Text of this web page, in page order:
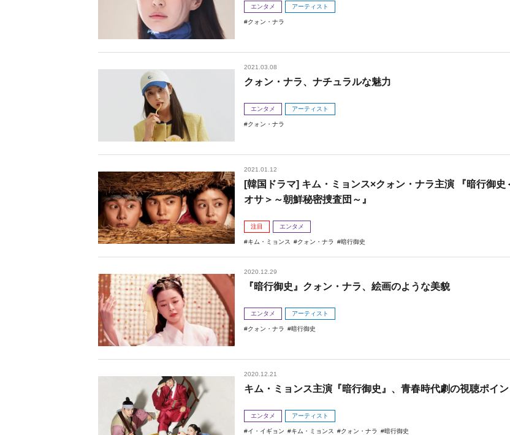
エンタメ アーティスト
クォン・ナラ
2021.03.08
クォン・ナラ、ナチュラルな魅力
エンタメ アーティスト
クォン・ナラ
2021.01.12
[韓国ドラマ] キム・ミョンス×クォン・ナラ主演 『暗行御史
オサ＞～朝鮮秘密捜査団～』
注目 エンタメ
キム・ミョンス クォン・ナラ 暗行御史
2020.12.29
『暗行御史』クォン・ナラ、絵画のような美貌
エンタメ アーティスト
クォン・ナラ 暗行御史
2020.12.21
キム・ミョンス主演『暗行御史』、青春時代劇の視聴ポイン
エンタメ アーティスト
イ・イギョン キム・ミョンス クォン・ナラ 暗行御史